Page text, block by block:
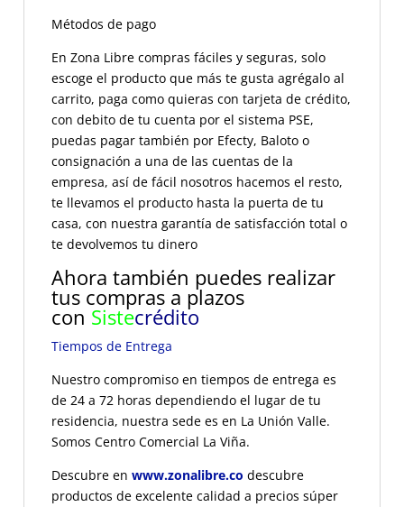
Métodos de pago
En Zona Libre compras fáciles y seguras, solo
escoge el producto que más te gusta agrégalo al
carrito, paga como quieras con tarjeta de crédito,
con debito de tu cuenta por el sistema PSE,
puedas pagar también por Efecty, Baloto o
consignación a una de las cuentas de la
empresa, así de fácil nosotros hacemos el resto,
te llevamos el producto hasta la puerta de tu
casa, con nuestra garantía de satisfacción total o
te devolvemos tu dinero
Ahora también puedes realizar
tus compras a plazos
con Sistecrédito
Tiempos de Entrega
Nuestro compromiso en tiempos de entrega es
de 24 a 72 horas dependiendo el lugar de tu
residencia, nuestra sede es en La Unión Valle.
Somos Centro Comercial La Viña.
Descubre en www.zonalibre.co descubre
productos de excelente calidad a precios súper